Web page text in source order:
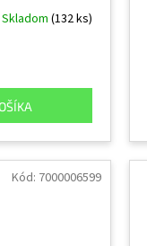
Skladom (132 ks)
Kód: 7000006599